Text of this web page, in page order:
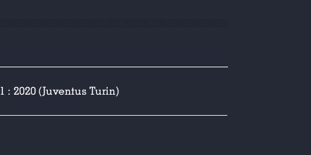
1 : 2020 (Juventus Turin)